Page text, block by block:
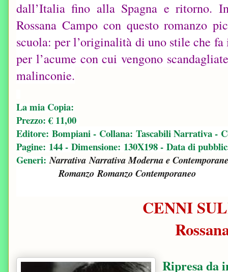
dall’Italia fino alla Spagna e ritorno.
Rossana Campo con questo romanzo
scuola: per l’originalità di uno stile che
per l’acume con cui vengono
malinconie.
La mia Copia:
Prezzo: € 11,00
Editore: Bompiani - Collana: Tascabili Narrativa -
Pagine: 144 - Dimensione: 130X198 - Data di
Generi:Narrativa Narrativa Moderna e
Romanzo Romanzo Contemporaneo
CENNI
Ripresa da